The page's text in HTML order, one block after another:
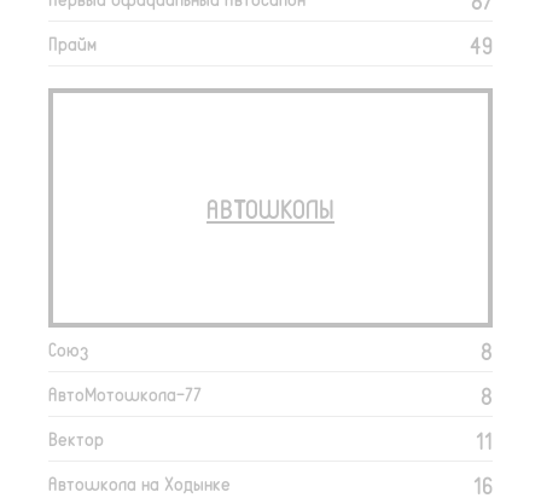
49
Прайм
АВТОШКОЛЫ
8
Союз
8
АвтоМотошкола-77
11
Вектор
16
Автошкола на Ходынке